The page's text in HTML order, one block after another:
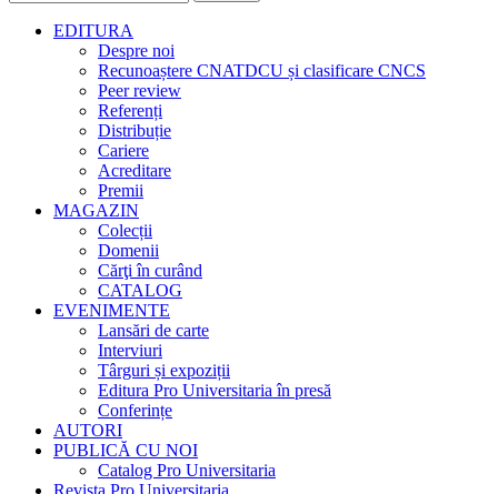
EDITURA
Despre noi
Recunoaștere CNATDCU și clasificare CNCS
Peer review
Referenți
Distribuție
Cariere
Acreditare
Premii
MAGAZIN
Colecții
Domenii
Cărţi în curând
CATALOG
EVENIMENTE
Lansări de carte
Interviuri
Târguri și expoziții
Editura Pro Universitaria în presă
Conferințe
AUTORI
PUBLICĂ CU NOI
Catalog Pro Universitaria
Revista Pro Universitaria